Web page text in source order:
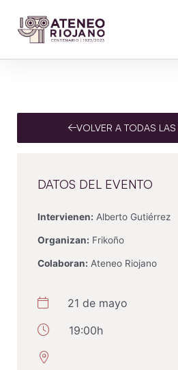
VOLVER A TODAS LAS
DATOS DEL EVENTO
Intervienen: Alberto Gutiérrez
Organizan: Frikoño
Colaboran: Ateneo Riojano
21 de mayo
19:00h